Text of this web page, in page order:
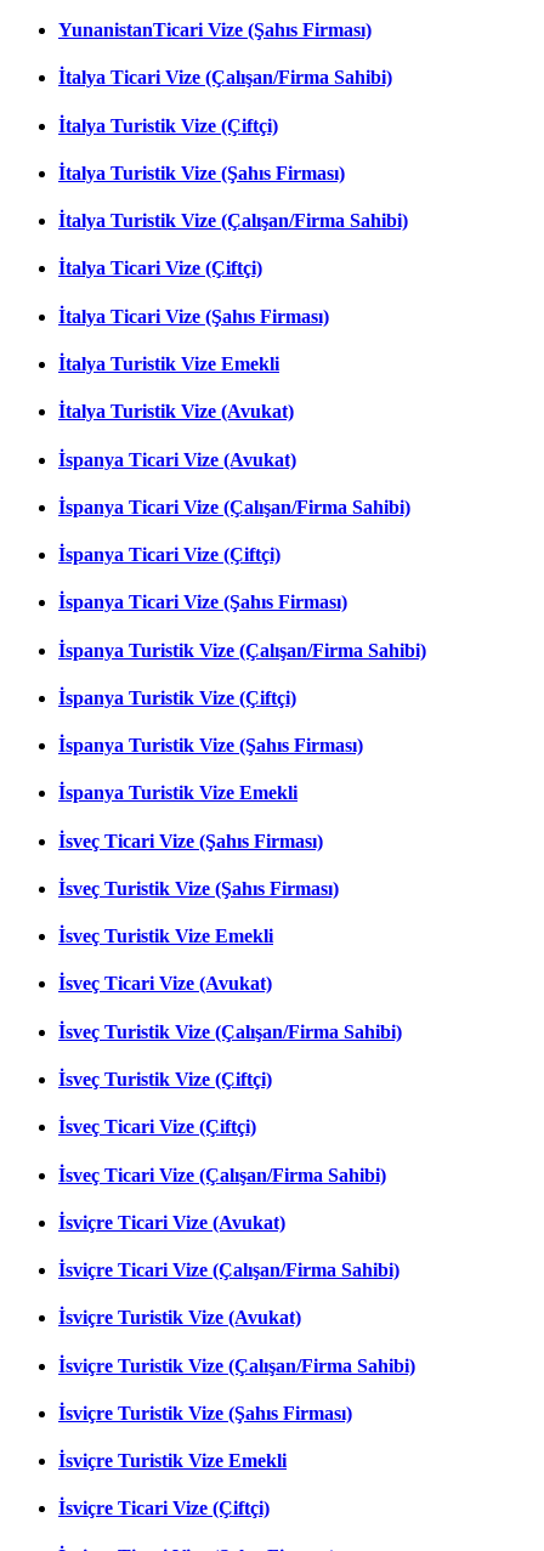
YunanistanTicari Vize (Şahıs Firması)
İtalya Ticari Vize (Çalışan/Firma Sahibi)
İtalya Turistik Vize (Çiftçi)
İtalya Turistik Vize (Şahıs Firması)
İtalya Turistik Vize (Çalışan/Firma Sahibi)
İtalya Ticari Vize (Çiftçi)
İtalya Ticari Vize (Şahıs Firması)
İtalya Turistik Vize Emekli
İtalya Turistik Vize (Avukat)
İspanya Ticari Vize (Avukat)
İspanya Ticari Vize (Çalışan/Firma Sahibi)
İspanya Ticari Vize (Çiftçi)
İspanya Ticari Vize (Şahıs Firması)
İspanya Turistik Vize (Çalışan/Firma Sahibi)
İspanya Turistik Vize (Çiftçi)
İspanya Turistik Vize (Şahıs Firması)
İspanya Turistik Vize Emekli
İsveç Ticari Vize (Şahıs Firması)
İsveç Turistik Vize (Şahıs Firması)
İsveç Turistik Vize Emekli
İsveç Ticari Vize (Avukat)
İsveç Turistik Vize (Çalışan/Firma Sahibi)
İsveç Turistik Vize (Çiftçi)
İsveç Ticari Vize (Çiftçi)
İsveç Ticari Vize (Çalışan/Firma Sahibi)
İsviçre Ticari Vize (Avukat)
İsviçre Ticari Vize (Çalışan/Firma Sahibi)
İsviçre Turistik Vize (Avukat)
İsviçre Turistik Vize (Çalışan/Firma Sahibi)
İsviçre Turistik Vize (Şahıs Firması)
İsviçre Turistik Vize Emekli
İsviçre Ticari Vize (Çiftçi)